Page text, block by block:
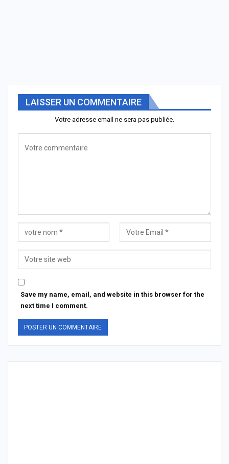
LAISSER UN COMMENTAIRE
Votre adresse email ne sera pas publiée.
Save my name, email, and website in this browser for the
next time I comment.